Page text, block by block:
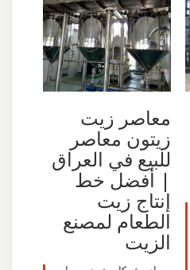
معاصر زيت
زيتون معاصر
للبيع في العراق
| أفضل خط
إنتاج زيت
الطعام لمصنع
الزيت